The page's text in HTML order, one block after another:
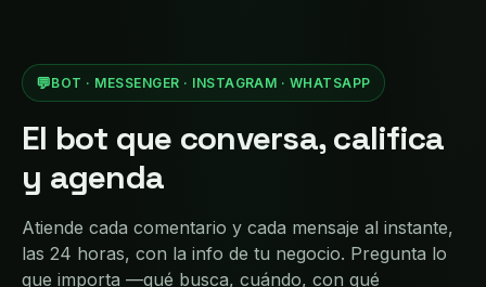
💬BOT · MESSENGER · INSTAGRAM · WHATSAPP
El bot que conversa, califica
y agenda
Atiende cada comentario y cada mensaje al instante,
las 24 horas, con la info de tu negocio. Pregunta lo
que importa —qué busca, cuándo, con qué